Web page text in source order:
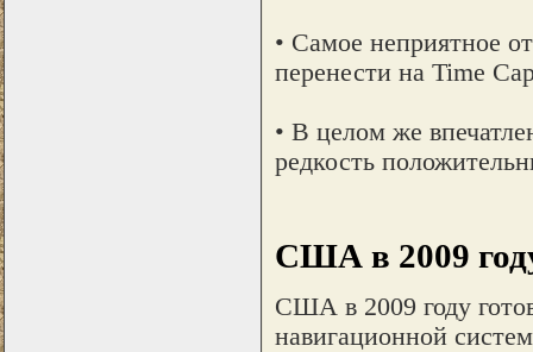
• Самое неприятное
перенести на Time
• В целом же
редкость
США в 2009
США в 2009 году
навигационной